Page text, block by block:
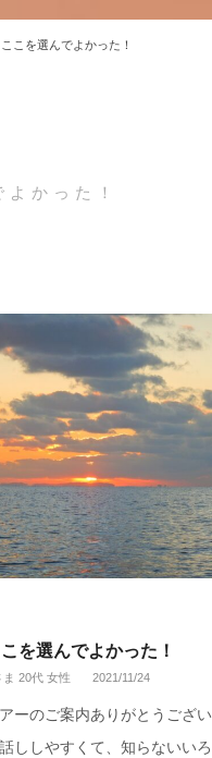
ここを選んでよかった！
かった！
を選んでよかった！
ま 20代 女性 2021/11/24
ーのご案内ありがとうござ
ししやすくて、知らないい